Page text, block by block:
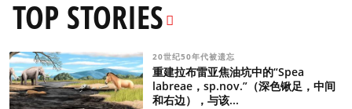
TOP STORIES
20世纪50年代被遗忘
重建拉布雷亚焦油坑中的“Spea
labreae，sp.nov.”（深色锹足，中间
和右边），与该...